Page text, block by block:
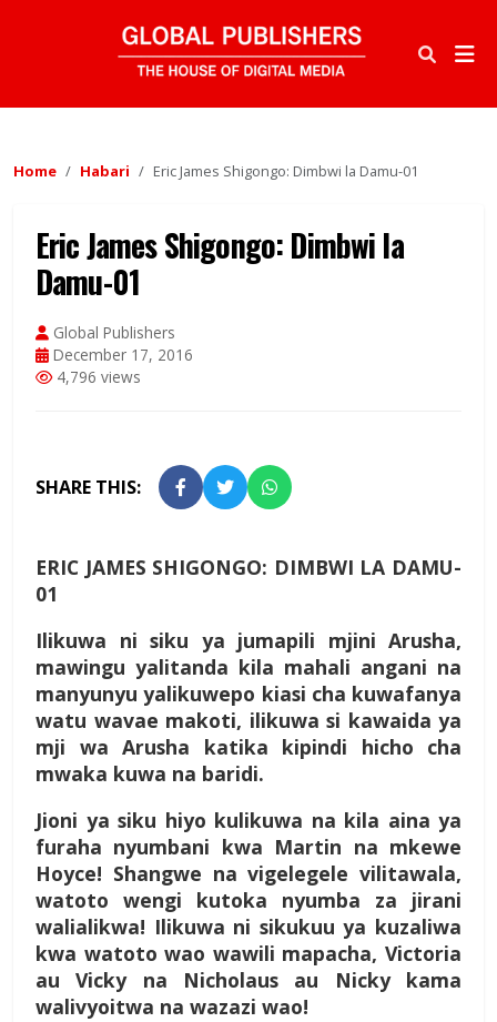
Home Habari Eric James Shigongo: Dimbwi la Damu-01
Eric James Shigongo: Dimbwi la
Damu-01
Global Publishers
December 17, 2016
4,796 views
SHARE THIS:
ERIC JAMES SHIGONGO: DIMBWI LA DAMU-
01
Ilikuwa ni siku ya jumapili mjini Arusha,
mawingu yalitanda kila mahali angani na
manyunyu yalikuwepo kiasi cha kuwafanya
watu wavae makoti, ilikuwa si kawaida ya
mji wa Arusha katika kipindi hicho cha
mwaka kuwa na baridi.
Jioni ya siku hiyo kulikuwa na kila aina ya
furaha nyumbani kwa Martin na mkewe
Hoyce! Shangwe na vigelegele vilitawala,
watoto wengi kutoka nyumba za jirani
walialikwa! Ilikuwa ni sikukuu ya kuzaliwa
kwa watoto wao wawili mapacha, Victoria
au Vicky na Nicholaus au Nicky kama
walivyoitwa na wazazi wao!